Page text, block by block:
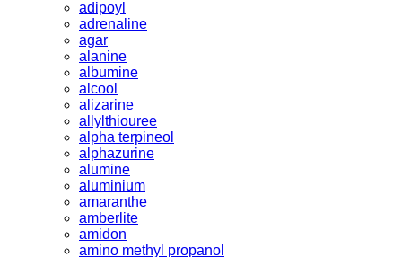
adipoyl
adrenaline
agar
alanine
albumine
alcool
alizarine
allylthiouree
alpha terpineol
alphazurine
alumine
aluminium
amaranthe
amberlite
amidon
amino methyl propanol